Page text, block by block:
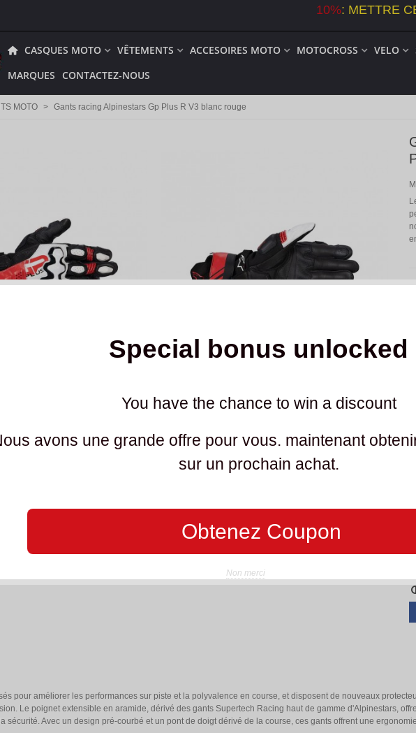
Special bonus unlocked
You have the chance to win a discount
avons une grande offre pour vous. maintenant
sur un prochain achat.
Obtenez Coupon
Non merci
10%: METTRE
CASQUES MOTO VÊTEMENTS ACCESOIRES MOTO MOTOCROSS VELO
MARQUES CONTACTEZ-NOUS
MOTO > Gants racing Alpinestars Gp Plus R V3 blanc rouge
pour améliorer les performances sur piste et la polyvalence en course, et disposent de nouveaux
Le poignet extensible en aramide, dérivé des gants Supertech Racing haut de gamme d'Alpinestars,
sécurité. Avec un design pré-courbé et un pont de doigt dérivé de la course, ces gants offrent une